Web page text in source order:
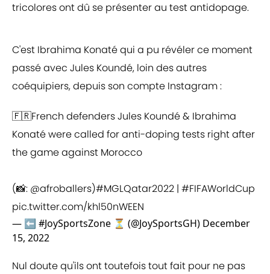
tricolores ont dû se présenter au test antidopage.
C'est Ibrahima Konaté qui a pu révéler ce moment
passé avec Jules Koundé, loin des autres
coéquipiers, depuis son compte Instagram :
🇫🇷French defenders Jules Koundé & Ibrahima
Konaté were called for anti-doping tests right after
the game against Morocco
(📸: @afroballers)#MGLQatar2022 | #FIFAWorldCup
pic.twitter.com/khl50nWEEN
— ⬅️ #JoySportsZone ⏳️ (@JoySportsGH) December
15, 2022
Nul doute qu'ils ont toutefois tout fait pour ne pas